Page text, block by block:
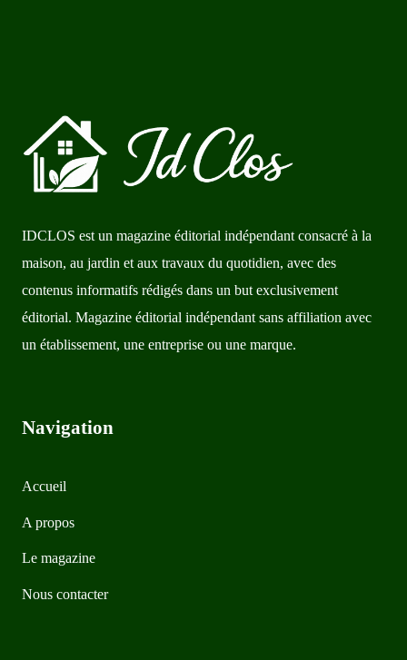
IDCLOS est un magazine éditorial indépendant consacré à la
maison, au jardin et aux travaux du quotidien, avec des
contenus informatifs rédigés dans un but exclusivement
éditorial. Magazine éditorial indépendant sans affiliation avec
un établissement, une entreprise ou une marque.
Navigation
Accueil
A propos
Le magazine
Nous contacter